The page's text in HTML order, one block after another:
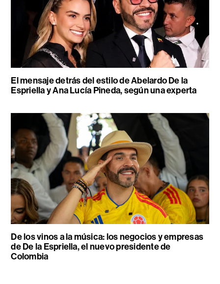
El mensaje detrás del estilo de Abelardo De la
Espriella y Ana Lucía Pineda, según una experta
De los vinos a la música: los negocios y empresas
de De la Espriella, el nuevo presidente de
Colombia